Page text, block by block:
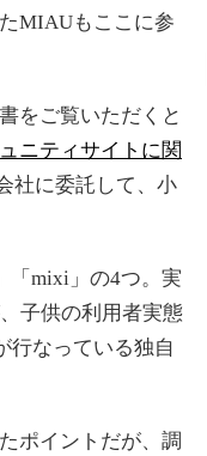
MIAUもここに参
をご覧いただくと
ニティサイトに関
社に委託して、小
「mixi」の4つ。実
子供の利用者実態
行なっている独自
ポイントだが、調